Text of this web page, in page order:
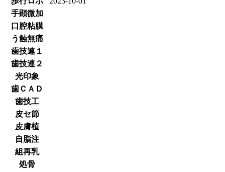
手顕微加
口腔粘膜
う蝕無痛
歯技連１
歯技連２
光印象
歯ＣＡＤ
歯技工
皮セ節
皮膚植
自脂注
組再乳
処骨